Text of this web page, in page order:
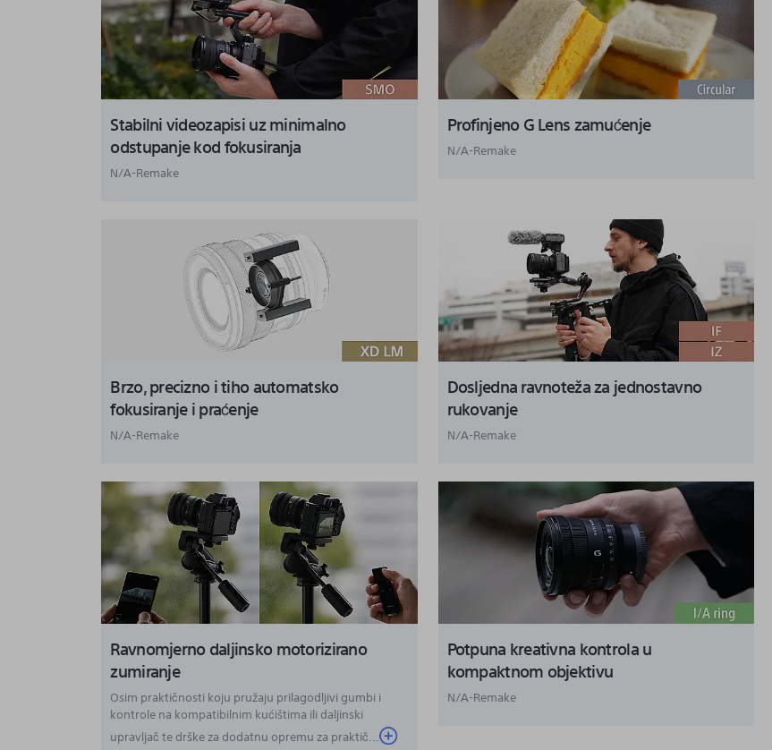
Stabilni videozapisi uz minimalno
odstupanje kod fokusiranja
N/A-Remake
Profinjeno G Lens zamućenje
N/A-Remake
Brzo, precizno i tiho automatsko
fokusiranje i praćenje
N/A-Remake
Dosljedna ravnoteža za jednostavno
rukovanje
N/A-Remake
Ravnomjerno daljinsko motorizirano
zumiranje
Osim praktičnosti koju pružaju prilagodljivi gumbi i
kontrole na kompatibilnim kućištima ili daljinski
upravljač te drške za dodatnu opremu za praktič...
Potpuna kreativna kontrola u
kompaktnom objektivu
N/A-Remake